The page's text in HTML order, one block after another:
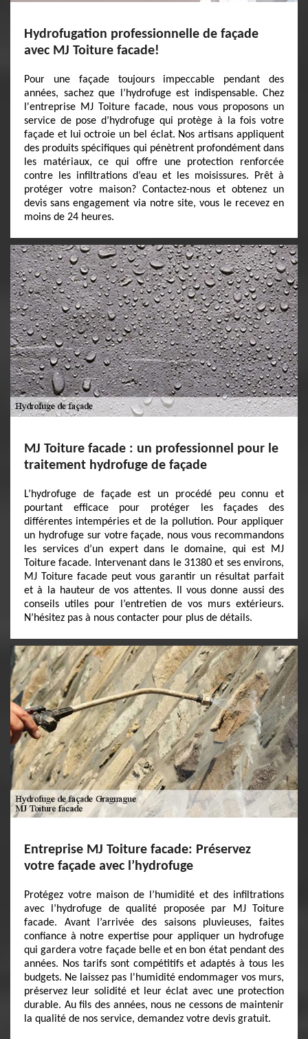
Hydrofugation professionnelle de façade
avec MJ Toiture facade!
Pour une façade toujours impeccable pendant des
années, sachez que l’hydrofuge est indispensable. Chez
l'entreprise MJ Toiture facade, nous vous proposons un
service de pose d’hydrofuge qui protège à la fois votre
façade et lui octroie un bel éclat. Nos artisans appliquent
des produits spécifiques qui pénètrent profondément dans
les matériaux, ce qui offre une protection renforcée
contre les infiltrations d’eau et les moisissures. Prêt à
protéger votre maison? Contactez-nous et obtenez un
devis sans engagement via notre site, vous le recevez en
moins de 24 heures.
MJ Toiture facade : un professionnel pour le
traitement hydrofuge de façade
L’hydrofuge de façade est un procédé peu connu et
pourtant efficace pour protéger les façades des
différentes intempéries et de la pollution. Pour appliquer
un hydrofuge sur votre façade, nous vous recommandons
les services d’un expert dans le domaine, qui est MJ
Toiture facade. Intervenant dans le 31380 et ses environs,
MJ Toiture facade peut vous garantir un résultat parfait
et à la hauteur de vos attentes. Il vous donne aussi des
conseils utiles pour l’entretien de vos murs extérieurs.
N’hésitez pas à nous contacter pour plus de détails.
Entreprise MJ Toiture facade: Préservez
votre façade avec l’hydrofuge
Protégez votre maison de l’humidité et des infiltrations
avec l’hydrofuge de qualité proposée par MJ Toiture
facade. Avant l’arrivée des saisons pluvieuses, faites
confiance à notre expertise pour appliquer un hydrofuge
qui gardera votre façade belle et en bon état pendant des
années. Nos tarifs sont compétitifs et adaptés à tous les
budgets. Ne laissez pas l'humidité endommager vos murs,
préservez leur solidité et leur éclat avec une protection
durable. Au fils des années, nous ne cessons de maintenir
la qualité de nos service, demandez votre devis gratuit.